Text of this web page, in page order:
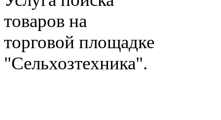
товаров на
торговой площадке
"Сельхозтехника".